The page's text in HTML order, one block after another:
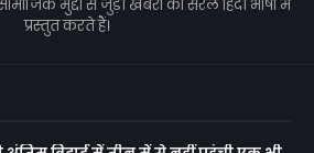
मुद्दों से जुड़ी खबरों को सरल हिंदी भाषा में
प्रस्तुत करते हैं।